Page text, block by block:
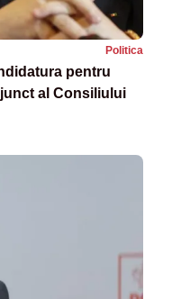
Politica
pentru
al Consiliului